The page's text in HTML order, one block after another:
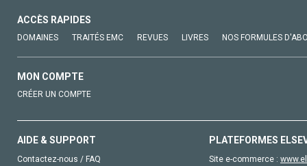
ACCÈS RAPIDES
DOMAINES TRAITÉS EMC REVUES LIVRES NOS FORMULES
MON COMPTE
CRÉER UN COMPTE
AIDE & SUPPORT
Contactez-nous / FAQ
PLATEFORMES
Site e-commerce :